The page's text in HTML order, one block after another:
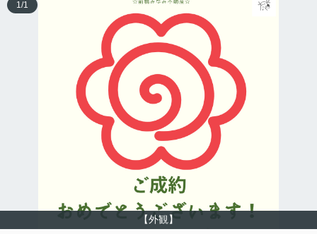
【外観】
1/1